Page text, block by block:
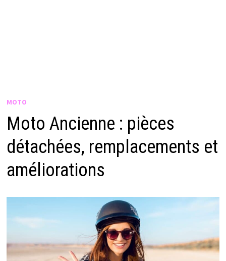
MOTO
Moto Ancienne : pièces
détachées, remplacements et
améliorations